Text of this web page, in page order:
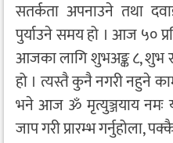
सतर्कता अपनाउने तथा
पुर्याउने समय हो । आज ५०
आजका लागि शुभअङ्क ८, शुभ
हो । त्यस्तै कुनै नगरी नहुने
भने आज ॐ मृत्युञ्जयाय नमः
जाप गरी प्रारम्भ गर्नुहोला,